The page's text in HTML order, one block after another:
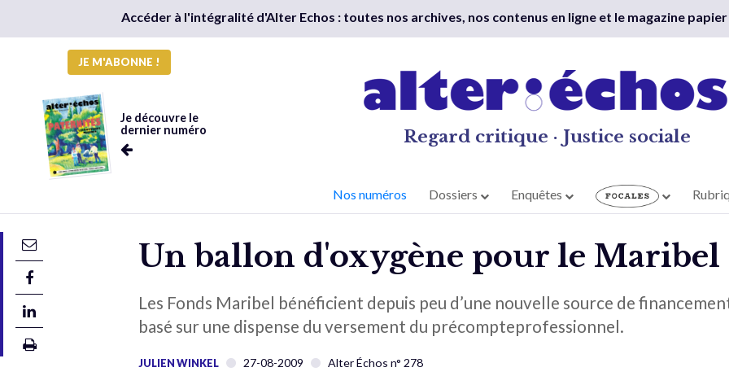
Accéder à l'intégralité d'Alter Echos : toutes nos archives, nos contenus en ligne et le magazine papier
JE M'ABONNE !
Je découvre le
dernier numéro
Regard critique · Justice sociale
Nos numéros Dossiers Enquêtes
Un ballon d'oxygène pour le Maribel
Les Fonds Maribel bénéficient depuis peu d’une nouvelle source de
basé sur une dispense du versement du précompteprofessionnel.
JULIEN WINKEL 27-08-2009 Alter Échos n° 278